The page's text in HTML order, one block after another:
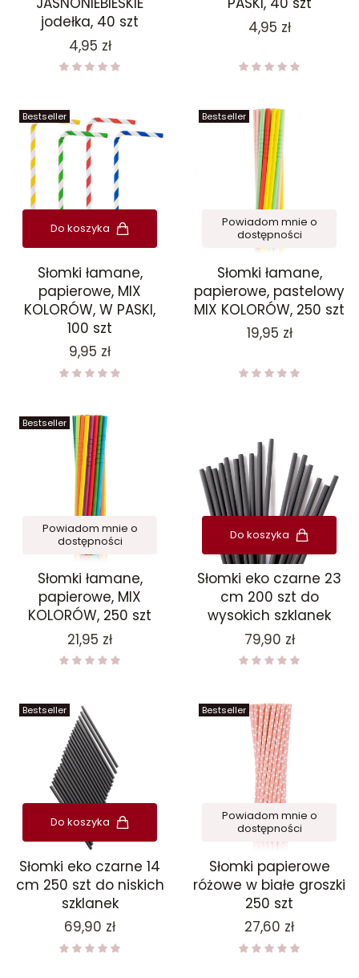
jodełka, 40 szt
Cena
4,95 zł
Cena
4,95 zł
Bestseller
Do koszyka
Słomki łamane,
papierowe, MIX
KOLORÓW, W PASKI,
100 szt
Cena
9,95 zł
Bestseller
Powiadom mnie o
dostępności
Słomki łamane,
papierowe, pastelowy
MIX KOLORÓW, 250 szt
Cena
19,95 zł
Bestseller
Powiadom mnie o
dostępności
Słomki łamane,
papierowe, MIX
KOLORÓW, 250 szt
Cena
21,95 zł
Do koszyka
Słomki eko czarne 23
cm 200 szt do
wysokich szklanek
Cena
79,90 zł
Bestseller
Do koszyka
Słomki eko czarne 14
cm 250 szt do niskich
szklanek
Cena
69,90 zł
Bestseller
Powiadom mnie o
dostępności
Słomki papierowe
różowe w białe groszki
250 szt
Cena
27,60 zł